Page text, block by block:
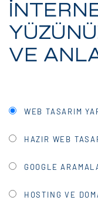
VE
WEB TASARIM
HAZIR WEB
GOOGLE
HOSTING VE